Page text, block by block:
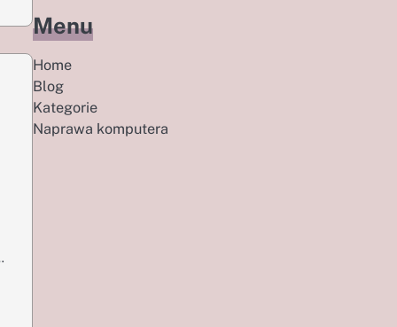
Menu
Home
Blog
Kategorie
Naprawa komputera